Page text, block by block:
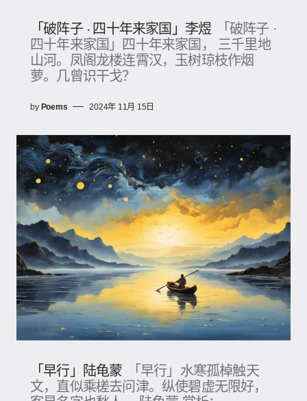
「破阵子 · 四十年来家国」李煜
「破阵子 ·
四十年来家国」四十年来家国， 三千里地
山河。凤阁龙楼连霄汉，玉树琼枝作烟
萝。几曾识干戈？
by Poems 2024年 11月 15日
「早行」陆龟蒙
「早行」水寒孤棹触天
文，直似乘槎去问津。纵使碧虚无限好，